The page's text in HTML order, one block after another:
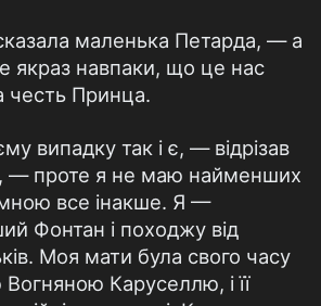
маленька Петарда, — а
якраз навпаки, що це нас
честь Принца.
випадку так і є, — відрізав
— проте я не маю найменших
мною все інакше. Я —
Фонтан і походжу від
Моя мати була свого часу
Каруселлю, і її